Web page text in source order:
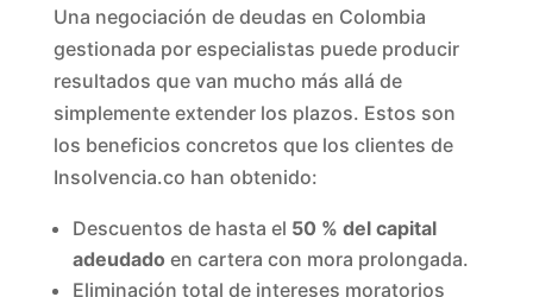
Una negociación de deudas en Colombia
gestionada por especialistas puede producir
resultados que van mucho más allá de
simplemente extender los plazos. Estos son
los beneficios concretos que los clientes de
Insolvencia.co han obtenido:
Descuentos de hasta el 50 % del capital
adeudado en cartera con mora prolongada.
Eliminación total de intereses moratorios